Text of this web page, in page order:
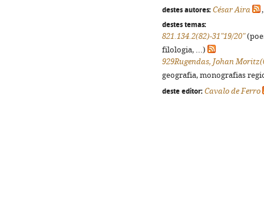
destes autores: César Aira
destes temas:
821.134.2(82)-31"19/20"
filologia, ...)
929Rugendas, Johan
geografia, monografias
deste editor: Cavalo de Ferro